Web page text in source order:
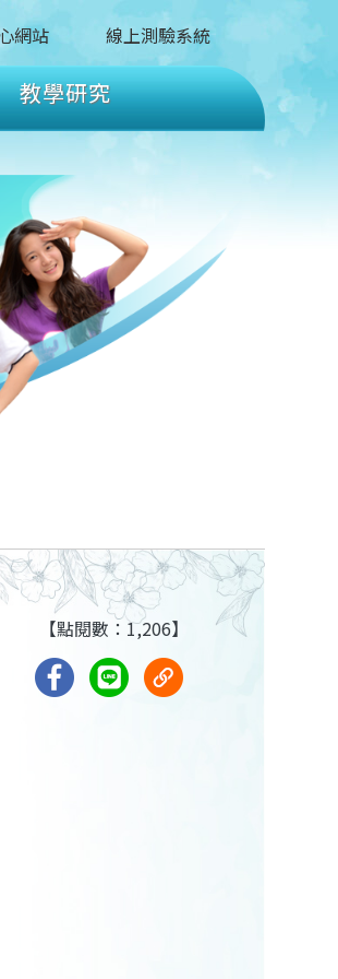
網站 線上測驗系統
教學研究
【點閱數：1,206】